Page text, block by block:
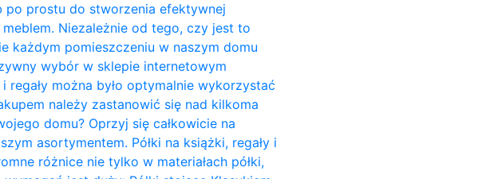
po prostu do stworzenia efektywnej
Niezależnie od tego, czy jest to
każdym pomieszczeniu w naszym domu
wybór w sklepie internetowym
regały można było optymalnie wykorzystać
należy zastanowić się nad kilkoma
domu? Oprzyj się całkowicie na
asortymentem. Półki na książki, regały i
różnice nie tylko w materiałach półki,